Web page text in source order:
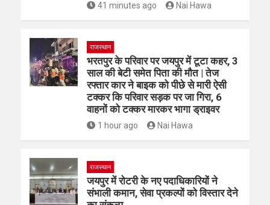
41 minutes ago Nai Hawa
राजस्थान
भरतपुर के परिवार पर जयपुर में टूटा कहर, 3
साल की बेटी समेत पिता की मौत | तेज
रफ्तार कार ने बाइक को पीछे से मारी ऐसी
टक्कर कि परिवार सड़क पर जा गिरा, 6
वाहनों को टक्कर मारकर भागा ड्राइवर
1 hour ago Nai Hawa
राजस्थान
जयपुर में रोटरी के नए पदाधिकारियों ने
संभाली कमान, सेवा प्रकल्पों को विस्तार देने